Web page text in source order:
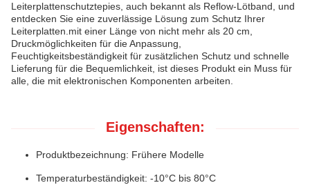
Leiterplattenschutztepies, auch bekannt als Reflow-Lötband, und
entdecken Sie eine zuverlässige Lösung zum Schutz Ihrer
Leiterplatten.mit einer Länge von nicht mehr als 20 cm,
Druckmöglichkeiten für die Anpassung,
Feuchtigkeitsbeständigkeit für zusätzlichen Schutz und schnelle
Lieferung für die Bequemlichkeit, ist dieses Produkt ein Muss für
alle, die mit elektronischen Komponenten arbeiten.
Eigenschaften:
Produktbezeichnung: Frühere Modelle
Temperaturbeständigkeit: -10°C bis 80°C